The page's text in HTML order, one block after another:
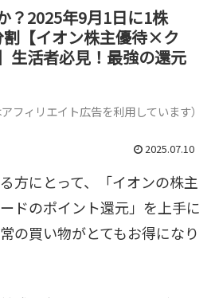
？2025年9月1日に1株
【イオン株主優待×ク
生活者必見！最強の還元
アフィリエイト広告を利用しています）
2025.07.10
方にとって、「イオンの株主
ドのポイント還元」を上手に
の買い物がとてもお得になり